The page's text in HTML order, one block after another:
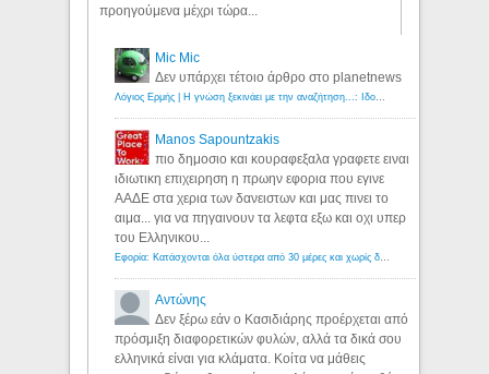
προηγούμενα μέχρι τώρα...
Mic Mic
Δεν υπάρχει τέτοιο άρθρο στο planetnews
Λόγιος Ερμής | Η γνώση ξεκινάει με την αναζήτηση...: Ιδού οι 18 που χρωστούν 11 δις ευρώ!
Manos Sapountzakis
πιο δημοσιο και κουραφεξαλα γραφετε ειναι
ιδιωτικη επιχειρηση η πρωην εφορια που εγινε
ΑΑΔΕ στα χερια των δανειστων και μας πινει το
αιμα... για να πηγαινουν τα λεφτα εξω και οχι υπερ
του Ελληνικου...
Εφορία: Κατάσχονται όλα ύστερα από 30 μέρες και χωρίς δικαστικές αποφάσεις - Λόγιος Ερμής
Αντώνης
Δεν ξέρω εάν ο Κασιδιάρης προέρχεται από
πρόσμιξη διαφορετικών φυλών, αλλά τα δικά σου
ελληνικά είναι για κλάματα. Κοίτα να μάθεις